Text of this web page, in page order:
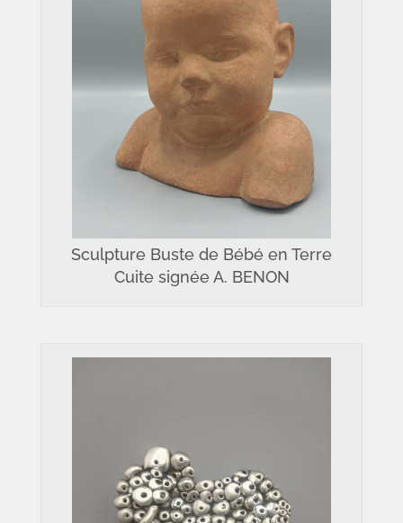
Sculpture Buste de Bébé en Terre
Cuite signée A. BENON